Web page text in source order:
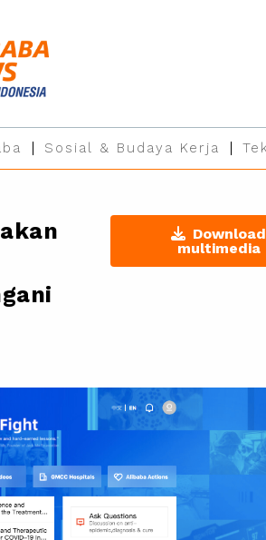
Sosial & Budaya Kerja
Download
multimedia